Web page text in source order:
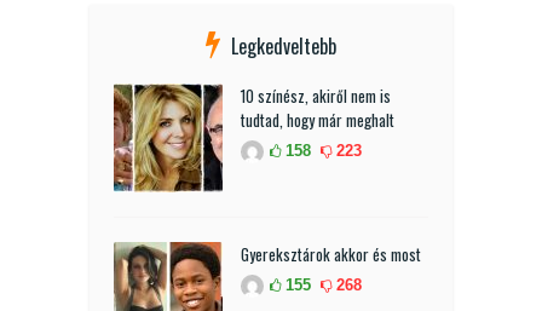
Legkedveltebb
10 színész, akiről nem is
tudtad, hogy már meghalt
158 223
Gyereksztárok akkor és most
155 268